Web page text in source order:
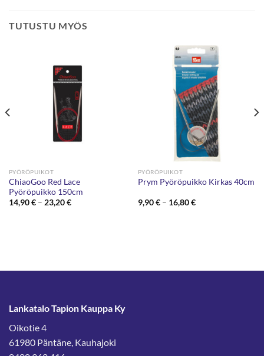
TUTUSTU MYÖS
PYÖRÖPUIKOT
ChiaoGoo Red Lace
Pyöröpuikko 150cm
14,90€ – 23,20€Hintaluokka:
PYÖRÖPUIKOT
Prym Pyöröpuikko Kirkas 40cm
9,90€ – 16,80€Hintaluokka:
Lankatalo Tapion Kauppa Ky
Oikotie 4
61980 Päntäne, Kauhajoki